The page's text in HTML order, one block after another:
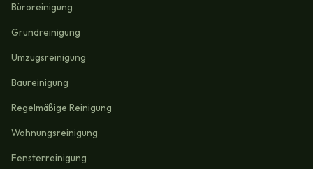
Büroreinigung
Grundreinigung
Umzugsreinigung
Baureinigung
Regelmäßige Reinigung
Wohnungsreinigung
Fensterreinigung